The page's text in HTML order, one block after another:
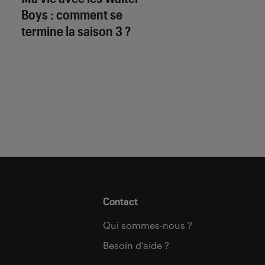
Boys : comment se
termine la saison 3 ?
Contact
Qui sommes-nous ?
Besoin d’aide ?